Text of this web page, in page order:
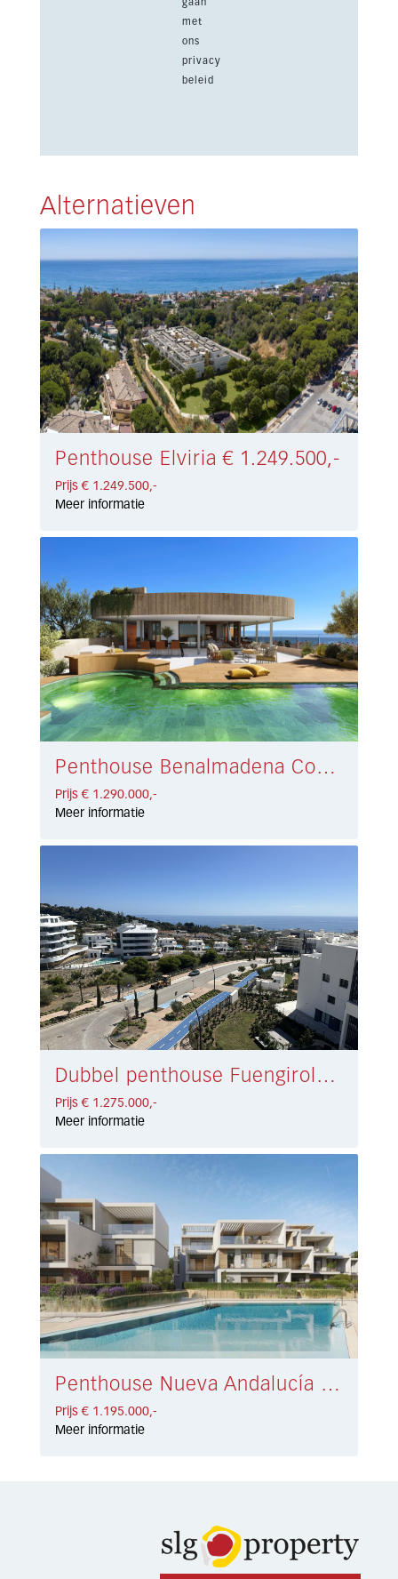
met
ons
privacy
beleid
Alternatieven
Penthouse Elviria € 1.249.500,-
Prijs € 1.249.500,-
Meer informatie
Penthouse Benalmadena Costa € 1.290.000,-
Prijs € 1.290.000,-
Meer informatie
Dubbel penthouse Fuengirola € 1.275.000,-
Prijs € 1.275.000,-
Meer informatie
Penthouse Nueva Andalucía € 1.195.000,-
Prijs € 1.195.000,-
Meer informatie